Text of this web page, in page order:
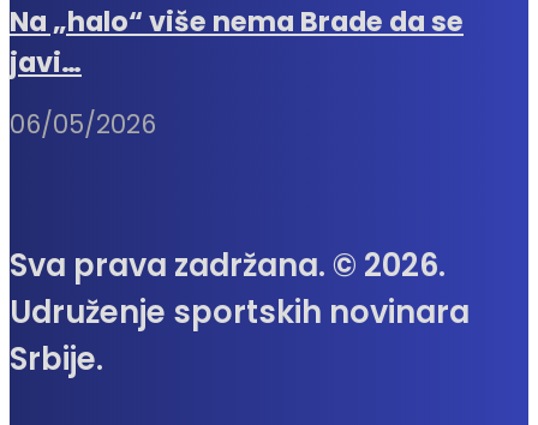
Na „halo“ više nema Brade da se
javi…
06/05/2026
Sva prava zadržana. © 2026.
Udruženje sportskih novinara
Srbije.